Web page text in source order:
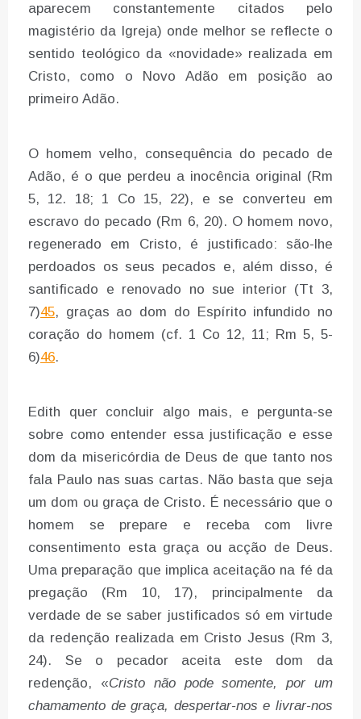
aparecem constantemente citados pelo
magistério da Igreja) onde melhor se reflecte o
sentido teológico da «novidade» realizada em
Cristo, como o Novo Adão em posição ao
primeiro Adão.
O homem velho, consequência do pecado de
Adão, é o que perdeu a inocência original (Rm
5, 12. 18; 1 Co 15, 22), e se converteu em
escravo do pecado (Rm 6, 20). O homem novo,
regenerado em Cristo, é justificado: são-lhe
perdoados os seus pecados e, além disso, é
santificado e renovado no sue interior (Tt 3,
7)45, graças ao dom do Espírito infundido no
coração do homem (cf. 1 Co 12, 11; Rm 5, 5-
6)46.
Edith quer concluir algo mais, e pergunta-se
sobre como entender essa justificação e esse
dom da misericórdia de Deus de que tanto nos
fala Paulo nas suas cartas. Não basta que seja
um dom ou graça de Cristo. É necessário que o
homem se prepare e receba com livre
consentimento esta graça ou acção de Deus.
Uma preparação que implica aceitação na fé da
pregação (Rm 10, 17), principalmente da
verdade de se saber justificados só em virtude
da redenção realizada em Cristo Jesus (Rm 3,
24). Se o pecador aceita este dom da
redenção, «Cristo não pode somente, por um
chamamento de graça, despertar-nos e livrar-nos